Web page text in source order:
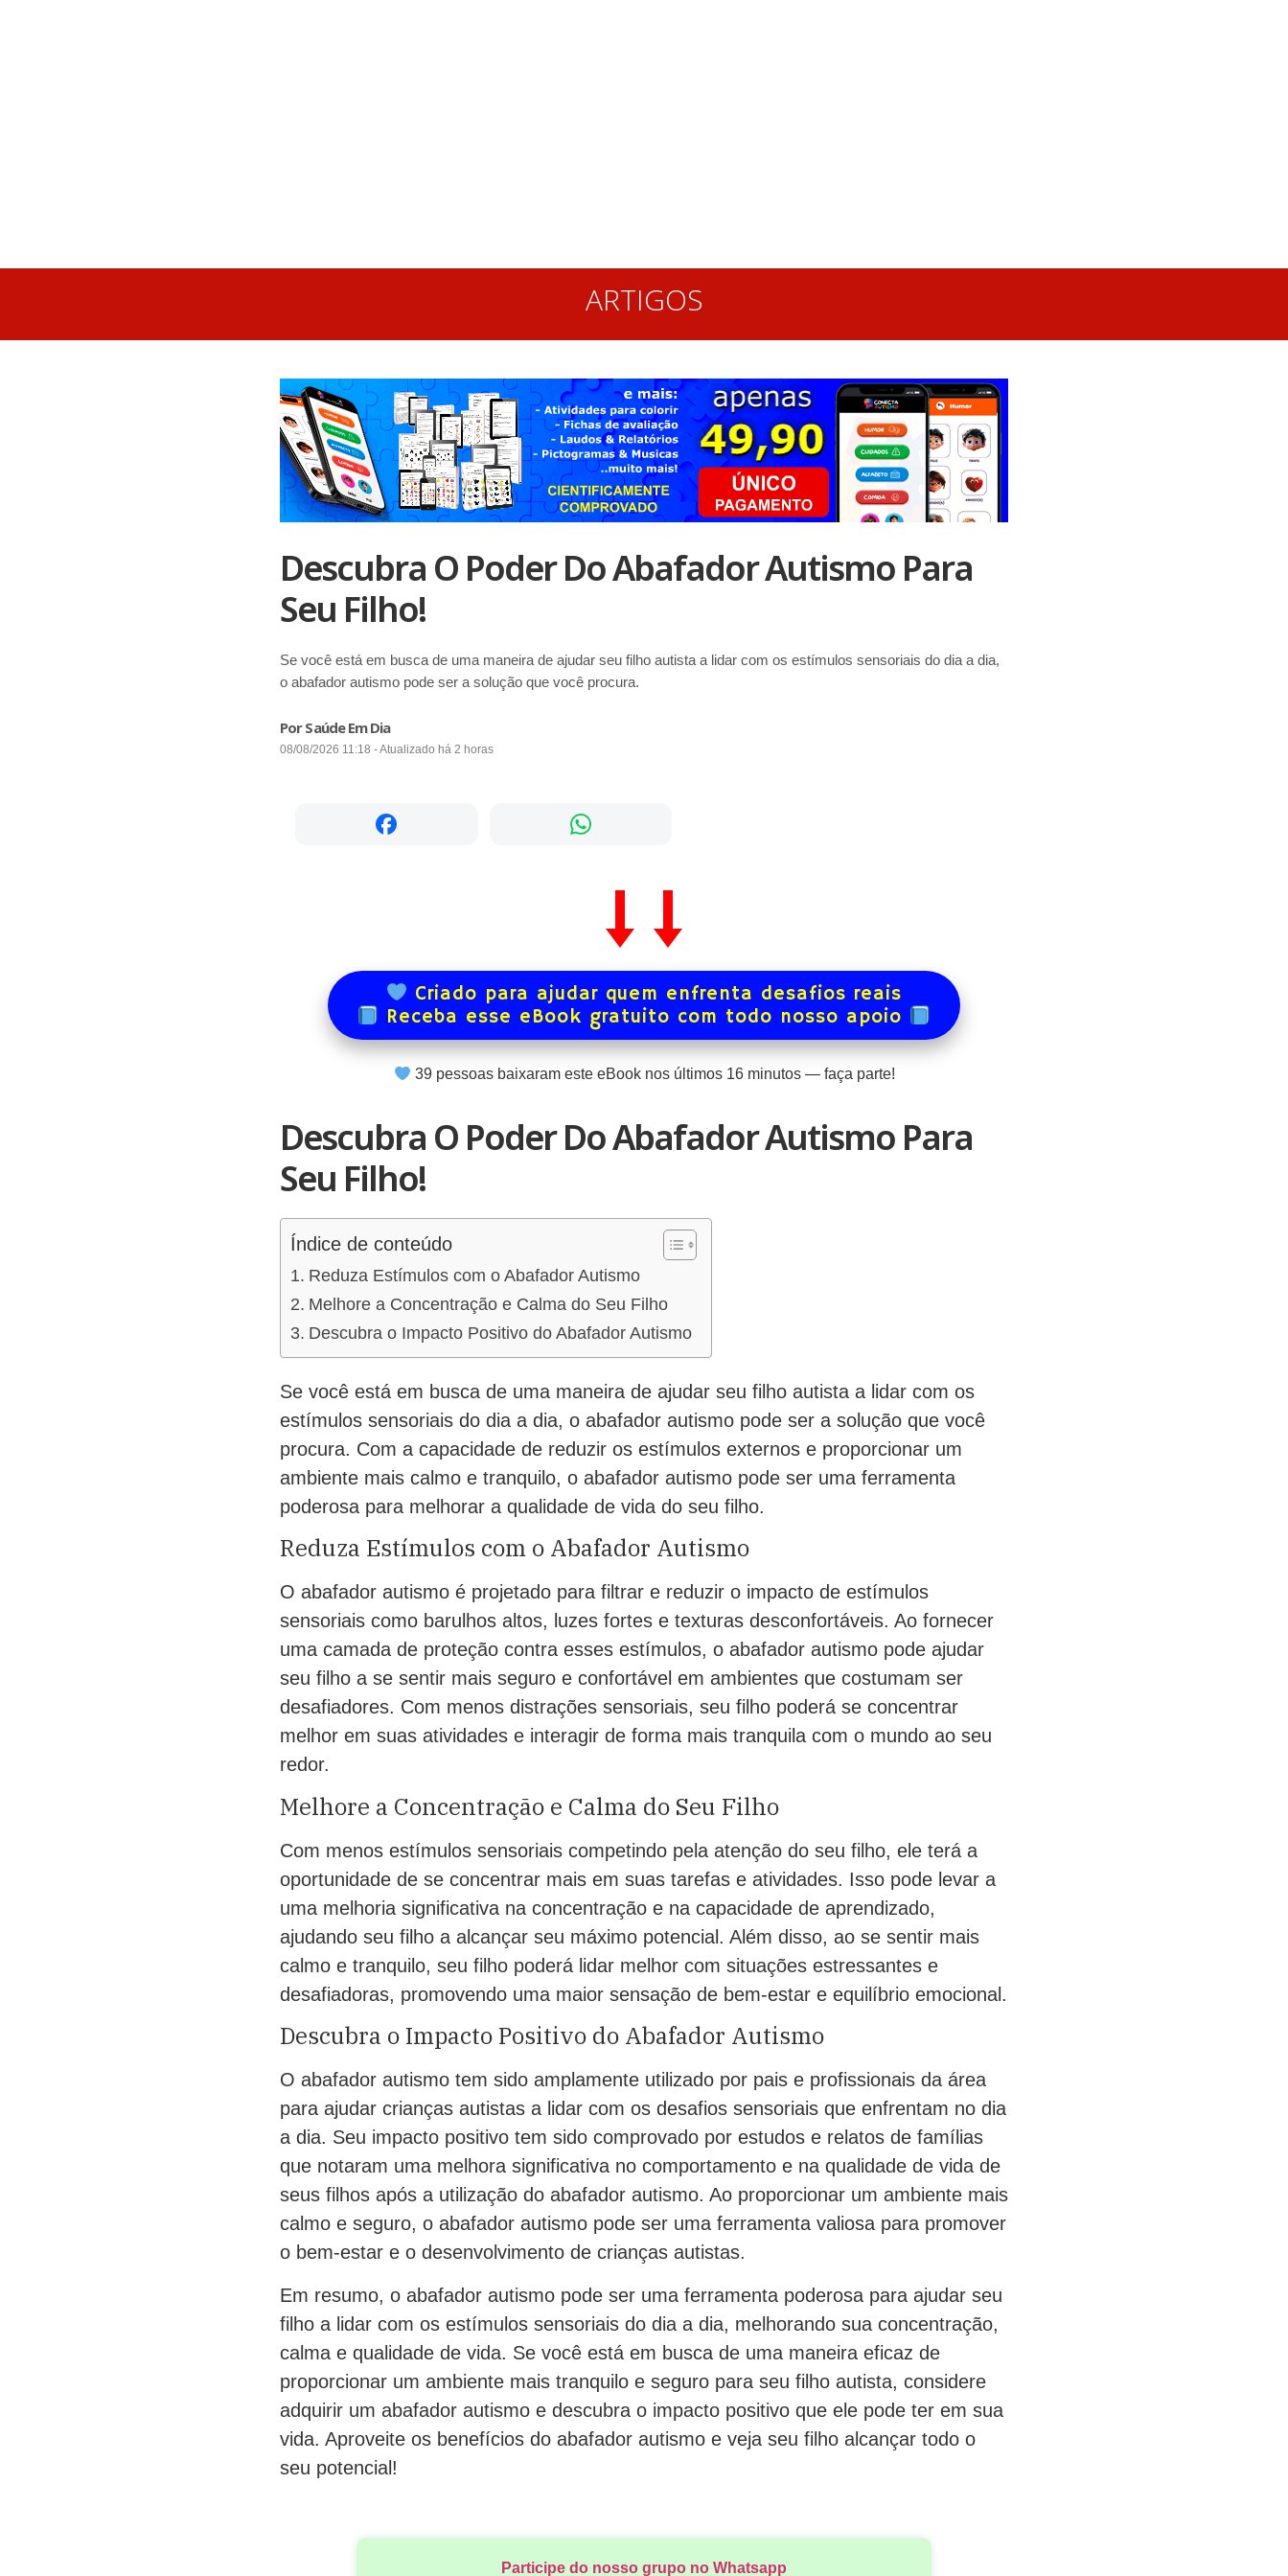
ARTIGOS
Descubra O Poder Do Abafador Autismo Para
Seu Filho!
Se você está em busca de uma maneira de ajudar seu filho autista a lidar com os estímulos sensoriais do dia a dia,
o abafador autismo pode ser a solução que você procura.
Por Saúde Em Dia
08/08/2026 11:18 - Atualizado há 2 horas
Criado para ajudar quem enfrenta desafios reais
Receba esse eBook gratuito com todo nosso apoio
39pessoas baixaram este eBook nos últimos 16minutos — faça parte!
Descubra O Poder Do Abafador Autismo Para
Seu Filho!
Índice de conteúdo
Reduza Estímulos com o Abafador Autismo
Melhore a Concentração e Calma do Seu Filho
Descubra o Impacto Positivo do Abafador Autismo
Se você está em busca de uma maneira de ajudar seu filho autista a lidar com os
estímulos sensoriais do dia a dia, o abafador autismo pode ser a solução que você
procura. Com a capacidade de reduzir os estímulos externos e proporcionar um
ambiente mais calmo e tranquilo, o abafador autismo pode ser uma ferramenta
poderosa para melhorar a qualidade de vida do seu filho.
Reduza Estímulos com o Abafador Autismo
O abafador autismo é projetado para filtrar e reduzir o impacto de estímulos
sensoriais como barulhos altos, luzes fortes e texturas desconfortáveis. Ao fornecer
uma camada de proteção contra esses estímulos, o abafador autismo pode ajudar
seu filho a se sentir mais seguro e confortável em ambientes que costumam ser
desafiadores. Com menos distrações sensoriais, seu filho poderá se concentrar
melhor em suas atividades e interagir de forma mais tranquila com o mundo ao seu
redor.
Melhore a Concentração e Calma do Seu Filho
Com menos estímulos sensoriais competindo pela atenção do seu filho, ele terá a
oportunidade de se concentrar mais em suas tarefas e atividades. Isso pode levar a
uma melhoria significativa na concentração e na capacidade de aprendizado,
ajudando seu filho a alcançar seu máximo potencial. Além disso, ao se sentir mais
calmo e tranquilo, seu filho poderá lidar melhor com situações estressantes e
desafiadoras, promovendo uma maior sensação de bem-estar e equilíbrio emocional.
Descubra o Impacto Positivo do Abafador Autismo
O abafador autismo tem sido amplamente utilizado por pais e profissionais da área
para ajudar crianças autistas a lidar com os desafios sensoriais que enfrentam no dia
a dia. Seu impacto positivo tem sido comprovado por estudos e relatos de famílias
que notaram uma melhora significativa no comportamento e na qualidade de vida de
seus filhos após a utilização do abafador autismo. Ao proporcionar um ambiente mais
calmo e seguro, o abafador autismo pode ser uma ferramenta valiosa para promover
o bem-estar e o desenvolvimento de crianças autistas.
Em resumo, o abafador autismo pode ser uma ferramenta poderosa para ajudar seu
filho a lidar com os estímulos sensoriais do dia a dia, melhorando sua concentração,
calma e qualidade de vida. Se você está em busca de uma maneira eficaz de
proporcionar um ambiente mais tranquilo e seguro para seu filho autista, considere
adquirir um abafador autismo e descubra o impacto positivo que ele pode ter em sua
vida. Aproveite os benefícios do abafador autismo e veja seu filho alcançar todo o
seu potencial!
Participe do nosso grupo no Whatsapp